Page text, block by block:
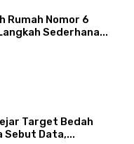
Rumah Nomor 6
Sederhana...
Target Bedah
Sebut Data,...